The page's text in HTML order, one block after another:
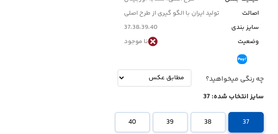
اصالت
تولید ایران با الگو گیری از طرح اصلی
سایز بندی
37،38،39،40
وضعیت
نا موجود
چه رنگی میخواهید؟
سایز انتخاب شده:37
37
38
39
40